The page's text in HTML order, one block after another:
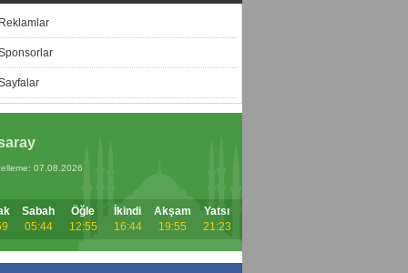
07.08.2026
Sabah
05:44
Öğle
12:55
İkindi
16:44
Akşam
19:55
Yatsı
21:23